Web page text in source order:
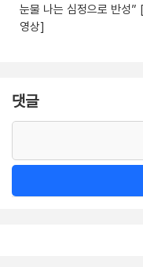
눈물 나는 심정으로 반성”
영상]
댓글